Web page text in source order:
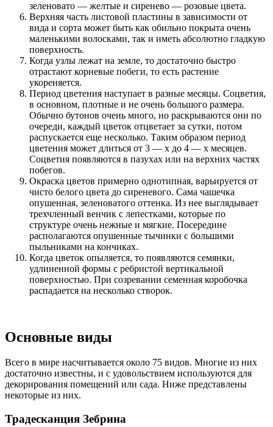
зеленовато — желтые и сиренево — розовые цвета.
Верхняя часть листовой пластины в зависимости от
вида и сорта может быть как обильно покрыта очень
маленькими волосками, так и иметь абсолютно гладкую
поверхность.
Когда узлы лежат на земле, то достаточно быстро
отрастают корневые побеги, то есть растение
укореняется.
Период цветения наступает в разные месяцы. Соцветия,
в основном, плотные и не очень большого размера.
Обычно бутонов очень много, но раскрываются они по
очереди, каждый цветок отцветает за сутки, потом
распускается еще несколько. Таким образом период
цветения может длиться от 3 — х до 4 — х месяцев.
Соцветия появляются в пазухах или на верхних частях
побегов.
Окраска цветов примерно однотипная, варьируется от
чисто белого цвета до сиреневого. Сама чашечка
опушенная, зеленоватого оттенка. Из нее выглядывает
трехчленный венчик с лепестками, которые по
структуре очень нежные и мягкие. Посередине
располагаются опушенные тычинки с большими
пыльниками на кончиках.
Когда цветок опыляется, то появляются семянки,
удлиненной формы с ребристой вертикальной
поверхностью. При созревании семенная коробочка
распадается на несколько створок.
Основные виды
Всего в мире насчитывается около 75 видов. Многие из них
достаточно известны, и с удовольствием используются для
декорирования помещений или сада. Ниже представлены
некоторые из них.
Традесканция Зебрина